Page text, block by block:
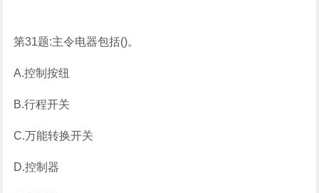
第31题:主令电器包括()。
A.控制按纽
B.行程开关
C.万能转换开关
D.控制器